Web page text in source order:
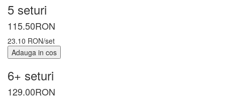
5 seturi
115.50RON
23.10 RON/set
Adauga in cos
6+ seturi
129.00RON